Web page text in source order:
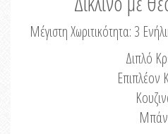
Μέγιστη Χωριτικότητα: 3
Διπλό
Επιπλέον